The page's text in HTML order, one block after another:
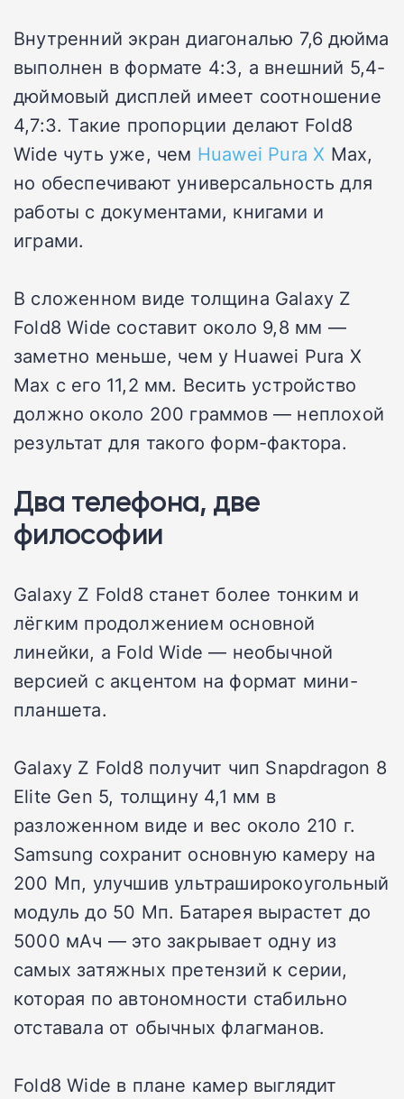
Внутренний экран диагональю 7,6 дюйма
выполнен в формате 4:3, а внешний 5,4-
дюймовый дисплей имеет соотношение
4,7:3. Такие пропорции делают Fold8
Wide чуть уже, чем Huawei Pura X Max,
но обеспечивают универсальность для
работы с документами, книгами и
играми.
В сложенном виде толщина Galaxy Z
Fold8 Wide составит около 9,8 мм —
заметно меньше, чем у Huawei Pura X
Max с его 11,2 мм. Весить устройство
должно около 200 граммов — неплохой
результат для такого форм-фактора.
Два телефона, две
философии
Galaxy Z Fold8 станет более тонким и
лёгким продолжением основной
линейки, а Fold Wide — необычной
версией с акцентом на формат мини-
планшета.
Galaxy Z Fold8 получит чип Snapdragon 8
Elite Gen 5, толщину 4,1 мм в
разложенном виде и вес около 210 г.
Samsung сохранит основную камеру на
200 Мп, улучшив ультраширокоугольный
модуль до 50 Мп. Батарея вырастет до
5000 мАч — это закрывает одну из
самых затяжных претензий к серии,
которая по автономности стабильно
отставала от обычных флагманов.
Fold8 Wide в плане камер выглядит